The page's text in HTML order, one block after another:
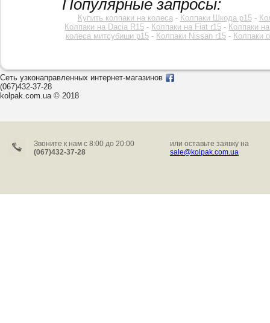
Популярные запросы:
Купить колпаки на колеса- Колпаки Шкода р15-
Колпаки на Dacia R15 - Колпаки на Fiat r15 - Колпаки
колеса митсубиши р15 - Колпаки Nissan r15 - Колпаки
Сеть узконаправленных интернет-магазинов
(067)432-37-28
kolpak.com.ua © 2018
Звоните к нам c 8:00 до 20:00
(067)432-37-28
или оставьте заявку на
sale@kolpak.com.ua